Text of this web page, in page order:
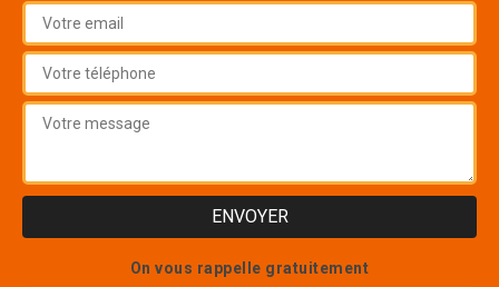
On vous rappelle gratuitement